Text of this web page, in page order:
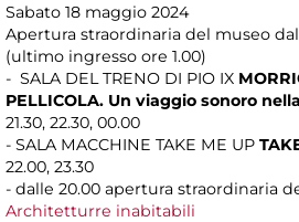
Sabato 18 maggio 2024
Apertura straordinaria del museo
(ultimo ingresso ore 1.00)
- SALA DEL TRENO DI PIO IX
PELLICOLA. Un viaggio sonoro
21.30, 22.30, 00.00
- SALA MACCHINE TAKE ME UP
22.00, 23.30
- dalle 20.00 apertura straordinaria
Architetturre inabitabili